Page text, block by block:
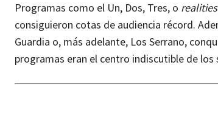
Programas como el Un, Dos, Tres, o realities
consiguieron cotas de audiencia récord.
Guardia o, más adelante, Los Serrano,
programas eran el centro indiscutible de